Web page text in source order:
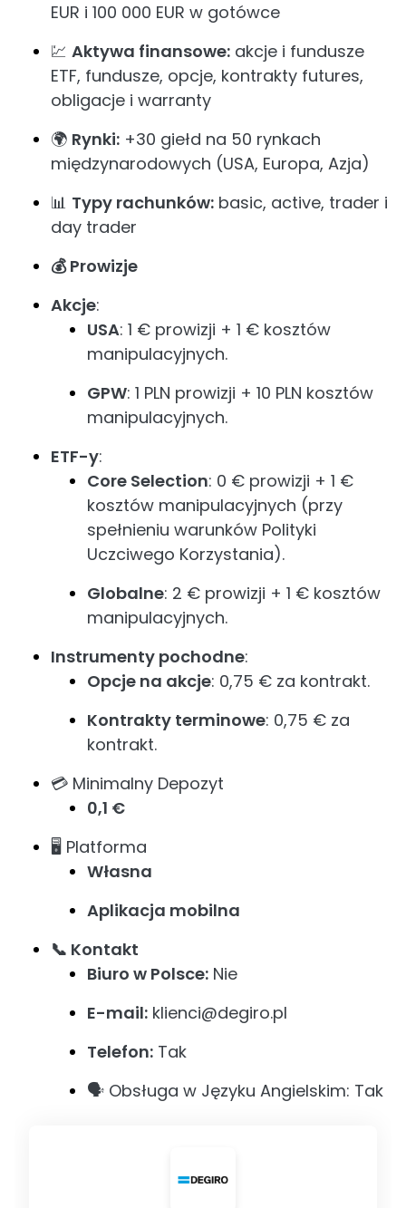
EUR i 100 000 EUR w gotówce
💹 Aktywa finansowe: akcje i fundusze
ETF, fundusze, opcje, kontrakty futures,
obligacje i warranty
🌍 Rynki: +30 giełd na 50 rynkach
międzynarodowych (USA, Europa, Azja)
📊 Typy rachunków: basic, active, trader i
day trader
💰 Prowizje
Akcje:
USA: 1 € prowizji + 1 € kosztów
manipulacyjnych.
GPW: 1 PLN prowizji + 10 PLN kosztów
manipulacyjnych.
ETF-y:
Core Selection: 0 € prowizji + 1 €
kosztów manipulacyjnych (przy
spełnieniu warunków Polityki
Uczciwego Korzystania).
Globalne: 2 € prowizji + 1 € kosztów
manipulacyjnych.
Instrumenty pochodne:
Opcje na akcje: 0,75 € za kontrakt.
Kontrakty terminowe: 0,75 € za
kontrakt.
💳 Minimalny Depozyt
0,1 €
🖥️ Platforma
Własna
Aplikacja mobilna
📞 Kontakt
Biuro w Polsce: Nie
E-mail: klienci@degiro.pl
Telefon: Tak
🗣️ Obsługa w Języku Angielskim: Tak